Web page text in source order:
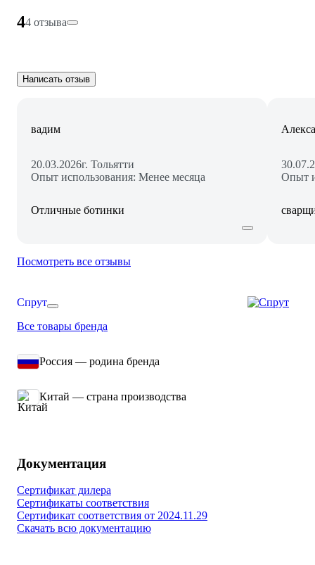
44 отзыва
Написать отзыв
вадим
20.03.2026г. Тольятти
Опыт использования: Менее месяца
Отличные ботинки
Опыт
Посмотреть все отзывы
Спрут
Все товары бренда
Россия — родина бренда
Китай — страна производства
Документация
Сертификат дилера
Сертификаты соответствия
Сертификат соответствия от 2024.11.29
Скачать всю документацию